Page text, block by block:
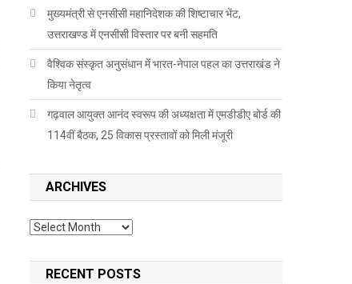
मुख्यमंत्री से एनसीसी महानिदेशक की शिष्टाचार भेंट,
उत्तराखण्ड में एनसीसी विस्तार पर बनी सहमति
वैश्विक संस्कृत अनुसंधान में भारत-नेपाल पहल का उत्तराखंड ने
किया नेतृत्व
गढ़वाल आयुक्त आनंद स्वरूप की अध्यक्षता में एमडीडीए बोर्ड की
114वीं बैठक, 25 विकास प्रस्तावों को मिली मंजूरी
ARCHIVES
Archives
RECENT POSTS